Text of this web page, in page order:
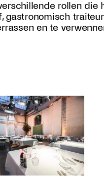
rollen die
gastronomisch
en te